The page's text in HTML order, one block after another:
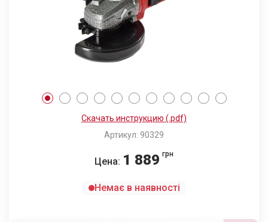
Скачать инструкцию (.pdf)
Артикул: 90329
Цена: 1 889 грн
Немає в наявності